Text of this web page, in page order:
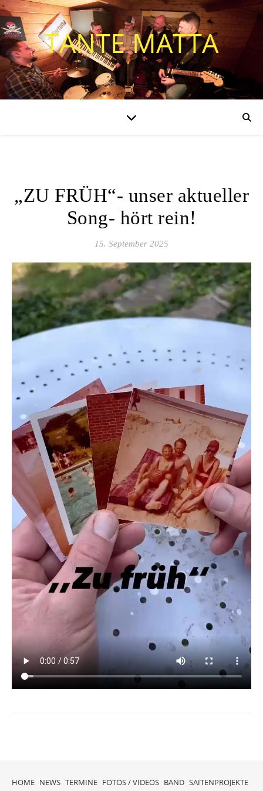
TANTE MATTA
„ZU FRÜH“- unser aktueller
Song- hört rein!
15. September 2025
HOME NEWS TERMINE FOTOS / VIDEOS BAND SAITENPROJEKTE